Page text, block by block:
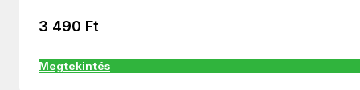
3 490 Ft
Megtekintés